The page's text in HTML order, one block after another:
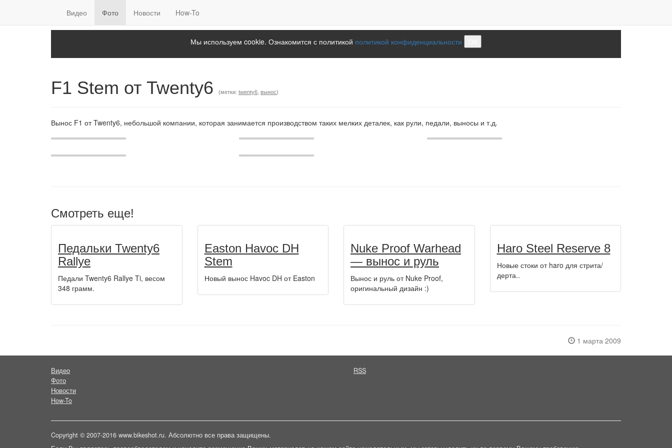
Видео Фото Новости How-To
Мы используем cookie. Ознакомится с политикой политикой конфиденциальности
F1 Stem от Twenty6 (метки: twenty6 вынос)
Вынос F1 от Twenty6, небольшой компании, которая занимается производством таких мелких деталек, как рули, педали, выносы и т.д.
Смотреть еще!
Педальки Twenty6
Rallye
Педали Twenty6 Rallye Ti, весом
348 грамм.
Easton Havoc DH
Stem
Новый вынос Havoc DH от Easton
Nuke Proof Warhead
— вынос и руль
Вынос и руль от Nuke Proof,
оригинальный дизайн :)
Haro Steel Reserve 8
Новые стоки от haro для стрита/
дерта..
1 марта 2009
Видео
Фото
Новости
How-To
RSS
Copyright © 2007-2016 www.bikeshot.ru. Абсолютно все права защищены.